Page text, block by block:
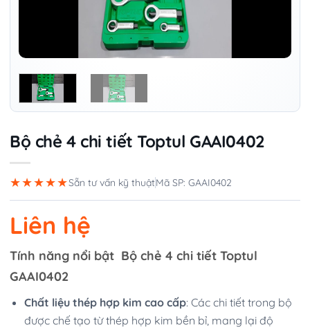
Bộ chẻ 4 chi tiết Toptul GAAI0402
★★★★★Sẵn tư vấn kỹ thuậtMã SP: GAAI0402
Liên hệ
Tính năng nổi bật Bộ chẻ 4 chi tiết Toptul
GAAI0402
Chất liệu thép hợp kim cao cấp: Các chi tiết trong bộ
được chế tạo từ thép hợp kim bền bỉ, mang lại độ